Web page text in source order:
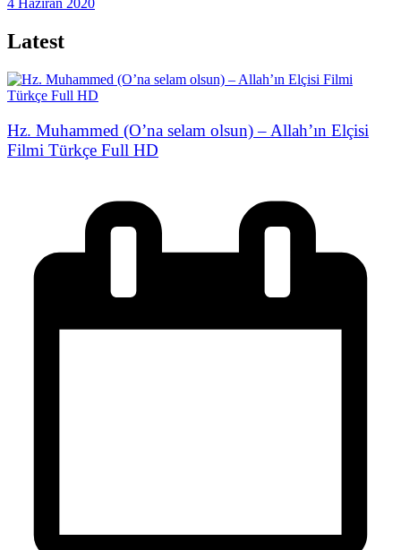
4 Haziran 2020
Latest
Hz. Muhammed (O’na selam olsun) – Allah’ın Elçisi
Filmi Türkçe Full HD